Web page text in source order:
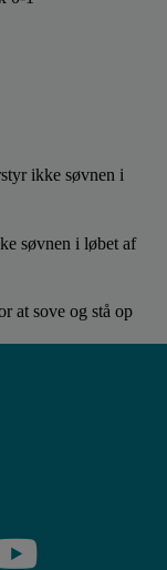
ikke søvnen i
søvnen i løbet af
at sove og stå op